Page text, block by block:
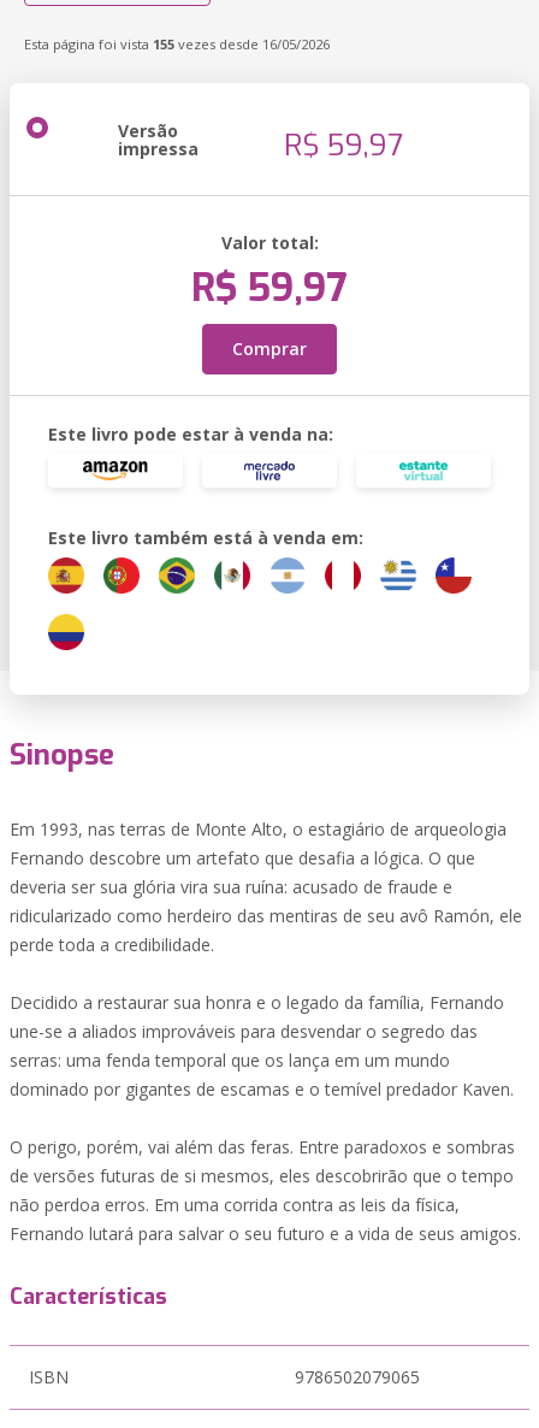
Esta página foi vista 155 vezes desde 16/05/2026
Versão
impressa R$ 59,97
Valor total:
R$ 59,97
Comprar
Este livro pode estar à venda na:
Este livro também está à venda em:
Sinopse
Em 1993, nas terras de Monte Alto, o estagiário de arqueologia
Fernando descobre um artefato que desafia a lógica. O que
deveria ser sua glória vira sua ruína: acusado de fraude e
ridicularizado como herdeiro das mentiras de seu avô Ramón, ele
perde toda a credibilidade.
Decidido a restaurar sua honra e o legado da família, Fernando
une-se a aliados improváveis para desvendar o segredo das
serras: uma fenda temporal que os lança em um mundo
dominado por gigantes de escamas e o temível predador Kaven.
O perigo, porém, vai além das feras. Entre paradoxos e sombras
de versões futuras de si mesmos, eles descobrirão que o tempo
não perdoa erros. Em uma corrida contra as leis da física,
Fernando lutará para salvar o seu futuro e a vida de seus amigos.
Características
ISBN 9786502079065